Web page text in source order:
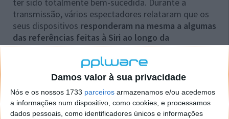
Damos valor à sua privacidade
Nós e os nossos 1733 parceiros armazenamos e/ou acedemos
a informações num dispositivo, como cookies, e processamos
dados pessoais, como identificadores únicos e informações
transmissão, vários espectadores relataram que os
seus dispositivos responderam na mesma a algumas
das referências feitas à Siri ao longo da
apresentação.
Isto sugere que, embora a modificação do áudio
possa diminuir o risco de ativações indesejadas,
consegue eliminá-lo por completo em todos os
cenários e equipamentos.